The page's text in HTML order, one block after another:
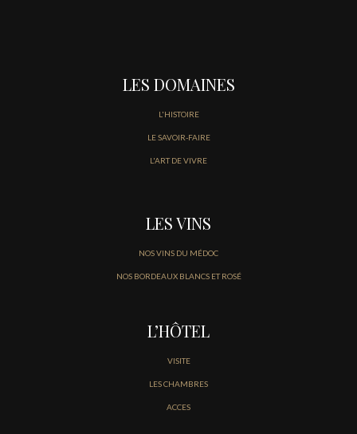
LES DOMAINES
L'HISTOIRE
LE SAVOIR-FAIRE
L'ART DE VIVRE
LES VINS
NOS VINS DU MÉDOC
NOS BORDEAUX BLANCS ET ROSÉ
L’HÔTEL
VISITE
LES CHAMBRES
ACCES